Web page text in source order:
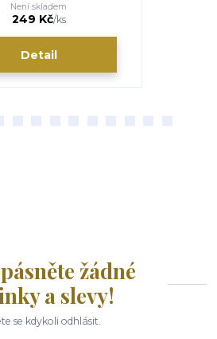
249 Kč/ks
Není skladem
Detail
žádné
a slevy!
se kdykoli odhlásit.